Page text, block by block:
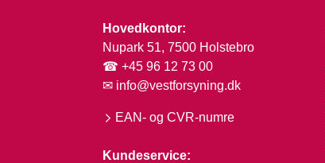
Hovedkontor:
Nupark 51, 7500 Holstebro
☎ +45 96 12 73 00
✉ info@vestforsyning.dk
EAN- og CVR-numre
Kundeservice: